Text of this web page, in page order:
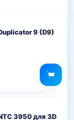
9 (D9)
3950 для 3D